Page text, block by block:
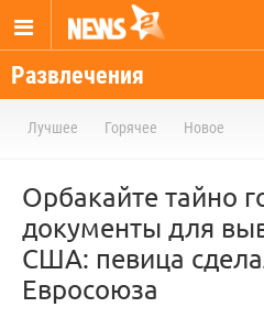
Развлечения
Лучшее Горячее Новое
Орбакайте тайно
документы для
США: певица
Евросоюза